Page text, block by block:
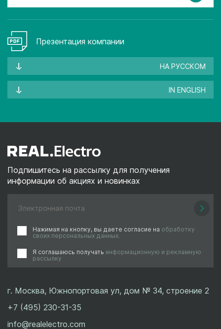
Презентация компании
НА РУССКОМ
IN ENGLISH
Подпишитесь на рассылку для получения
информации об акциях и новинках
Нажимая на кнопку, вы даете согласие на обработку
своих персональных данных.
Я соглашаюсь получать информационную и рекламную
рассылку
г. Москва, Южнопортовая ул, дом № 34, строение 2
+7 (495) 230-31-35
info@realelectro.com